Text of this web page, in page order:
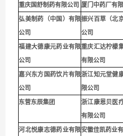
重庆国舒制药有限公司 厦门中药厂有
弘美制药（中国）有限
公司
振兴百草（北
公司
福建大德康元药业有限
公司
重庆汇达柠檬
有限公司
嘉兴东方国药饮片有限
公司
浙江知元堂健
限公司
东营东辰集团
浙江康恩贝医
有限公司
河北悦康志德药业有限安徽佳凯药业